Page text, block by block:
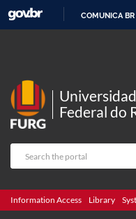
COMUNICA BR
Federal do
Information Access Library